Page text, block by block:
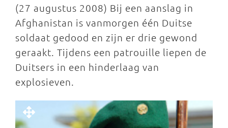
(27 augustus 2008) Bij een aanslag in
Afghanistan is vanmorgen één Duitse
soldaat gedood en zijn er drie gewond
geraakt. Tijdens een patrouille liepen de
Duitsers in een hinderlaag van
explosieven.